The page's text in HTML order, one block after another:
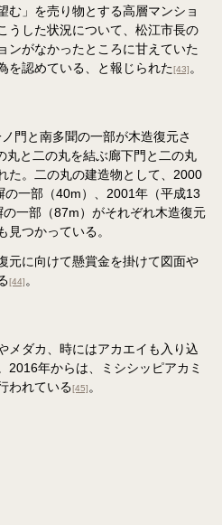
む」を売り物とする高層マンショ
うした状況について、松江市長の
ンがなかったところに甘えていた
を認めている、と報じられた[43] 。
門と南多聞の一部が木造復元さ
丸と二の丸を結ぶ廊下門と二の丸
た。二の丸の建造物として、2000
一部（40m）、2001年（平成13
一部（87m）がそれぞれ木造復元
見つかっている。
元に向けて懸賞金を掛けて図面や
[44] 。
メダカ、時にはアカエイも入り込
2016年からは、ミシシッピアカミ
われている[45] 。